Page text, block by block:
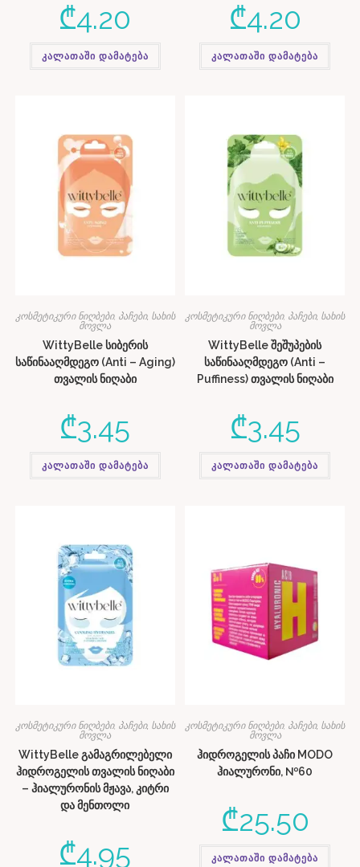
₾4.20
კალათაში დამატება
₾4.20
კალათაში დამატება
კოსმეტიკური ნიღბები, პაჩები, სახის
მოვლა
WittyBelle სიბერის
საწინააღმდეგო (Anti – Aging)
თვალის ნიღაბი
₾3.45
კალათაში დამატება
კოსმეტიკური ნიღბები, პაჩები, სახის
მოვლა
WittyBelle შეშუპების
საწინააღმდეგო (Anti –
Puffiness) თვალის ნიღაბი
₾3.45
კალათაში დამატება
კოსმეტიკური ნიღბები, პაჩები, სახის
მოვლა
WittyBelle გამაგრილებელი
ჰიდროგელის თვალის ნიღაბი
– ჰიალურონის მჟავა, კიტრი
და მენთოლი
₾4.95
კოსმეტიკური ნიღბები, პაჩები, სახის
მოვლა
ჰიდროგელის პაჩი MODO
ჰიალურონი, №60
₾25.50
კალათაში დამატება